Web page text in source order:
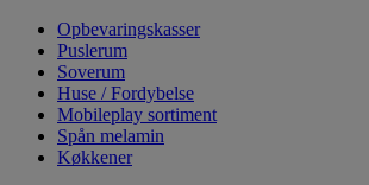
Opbevaringskasser
Puslerum
Soverum
Huse / Fordybelse
Mobileplay sortiment
Spån melamin
Køkkener